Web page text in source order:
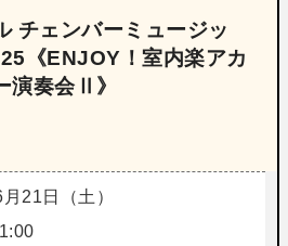
チェンバーミュージッ
《ENJOY！室内楽アカ
演奏会Ⅱ》
21日（土）